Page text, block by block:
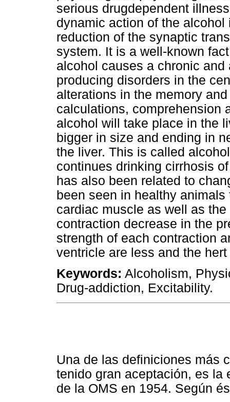
serious drugdependent
dynamic action of the
reduction of the synaptic
system. It is a well-known
alcohol causes a chronic
producing disorders in the
alterations in the memory
calculations, comprehension
alcohol will take place in the
bigger in size and ending in
the liver. This is called
continues drinking cirrhosis
has also been related to
been seen in healthy
cardiac muscle as well as
contraction decrease in the
strength of each contraction
ventricle are less and the
Keywords: Alcoholism,
Drug-addiction, Excitability.
Una de las definiciones más
tenido gran aceptación, es la
de la OMS en 1954. Según